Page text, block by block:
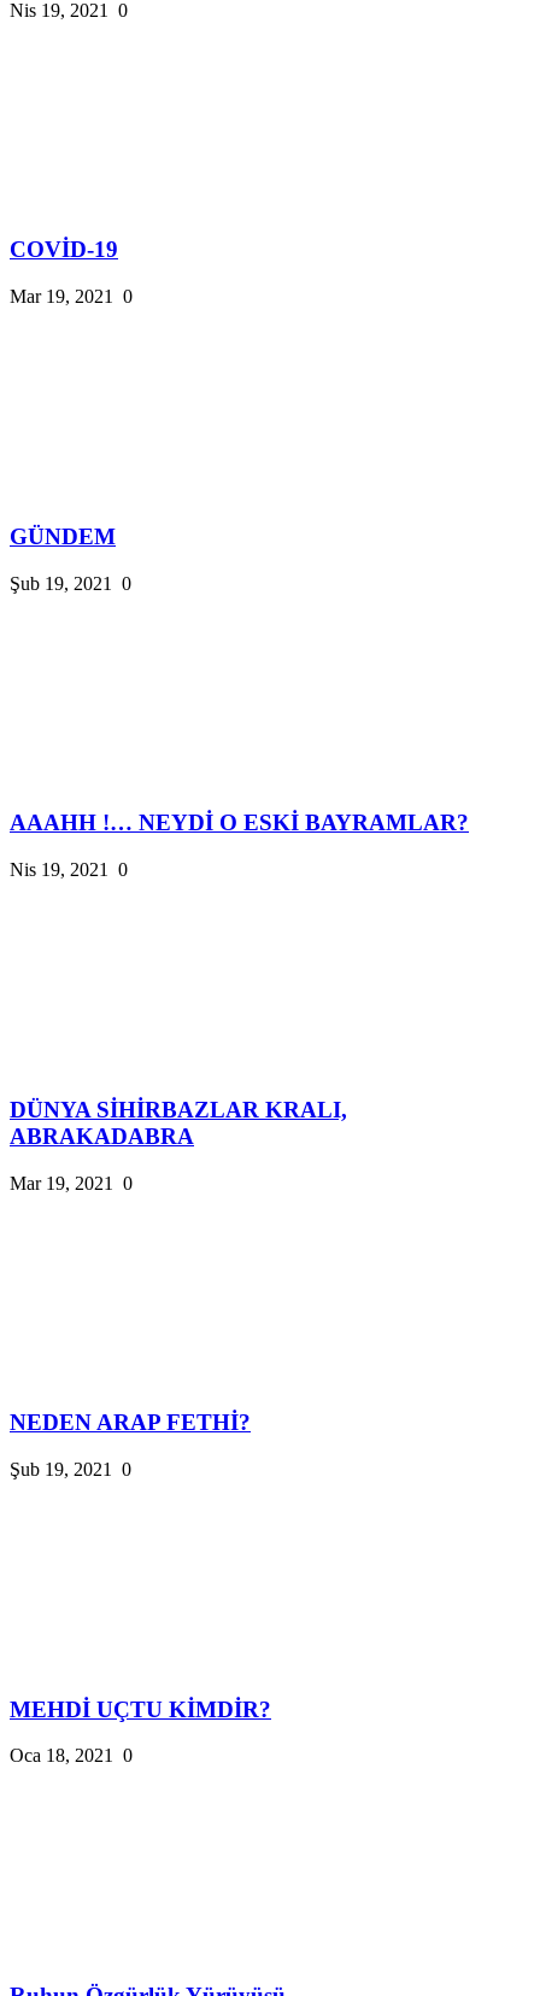
Nis 19, 2021 0
COVİD-19
Mar 19, 2021 0
GÜNDEM
Şub 19, 2021 0
AAAHH !… NEYDİ O ESKİ BAYRAMLAR?
Nis 19, 2021 0
DÜNYA SİHİRBAZLAR KRALI,
ABRAKADABRA
Mar 19, 2021 0
NEDEN ARAP FETHİ?
Şub 19, 2021 0
MEHDİ UÇTU KİMDİR?
Oca 18, 2021 0